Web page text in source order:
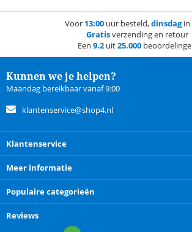
Voor 13:00 uur besteld,dinsdagin
Gratisverzending en retour
Een 9.2 uit25.000
Kunnen we je helpen?
Maandag bereikbaar vanaf 9:00
klantenservice@shop4.nl
Klantenservice
Meer informatie
Populaire categorieën
Reviews